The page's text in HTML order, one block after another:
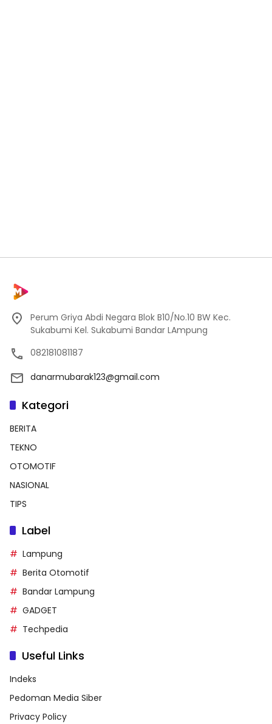
Perum Griya Abdi Negara Blok B10/No.10 BW Kec.
Sukabumi Kel. Sukabumi Bandar LAmpung
082181081187
danarmubarak123@gmail.com
Kategori
BERITA
TEKNO
OTOMOTIF
NASIONAL
TIPS
Label
Lampung
Berita Otomotif
Bandar Lampung
GADGET
Techpedia
Useful Links
Indeks
Pedoman Media Siber
Privacy Policy